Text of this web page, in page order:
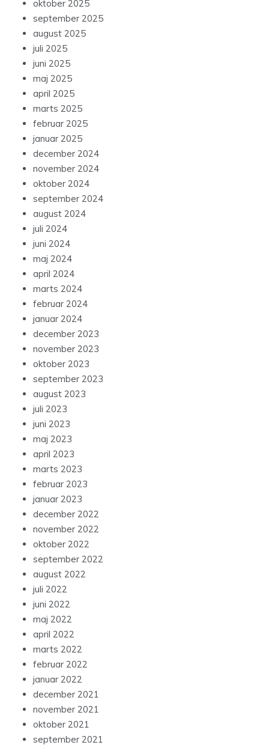
oktober 2025
september 2025
august 2025
juli 2025
juni 2025
maj 2025
april 2025
marts 2025
februar 2025
januar 2025
december 2024
november 2024
oktober 2024
september 2024
august 2024
juli 2024
juni 2024
maj 2024
april 2024
marts 2024
februar 2024
januar 2024
december 2023
november 2023
oktober 2023
september 2023
august 2023
juli 2023
juni 2023
maj 2023
april 2023
marts 2023
februar 2023
januar 2023
december 2022
november 2022
oktober 2022
september 2022
august 2022
juli 2022
juni 2022
maj 2022
april 2022
marts 2022
februar 2022
januar 2022
december 2021
november 2021
oktober 2021
september 2021